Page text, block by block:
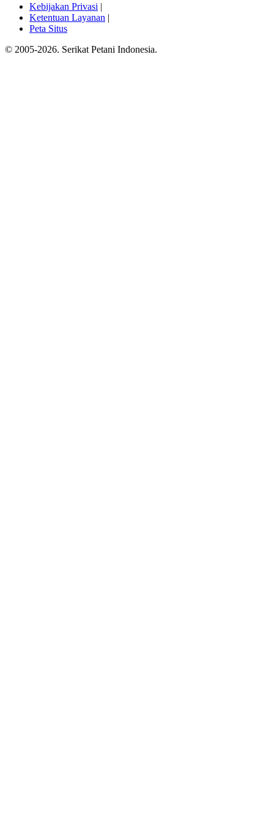
Kebijakan Privasi |
Ketentuan Layanan |
Peta Situs
© 2005-2026. Serikat Petani Indonesia.